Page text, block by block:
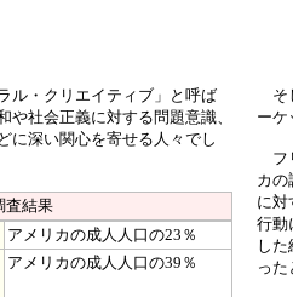
ル・クリエイティブ」と呼ば
社会正義に対する問題意識、
に深い関心を寄せる人々でし
査結果
アメリカの成人人口の23％
アメリカの成人人口の39％
そ
ーケ
フ
カの
に対
行動
し
っ